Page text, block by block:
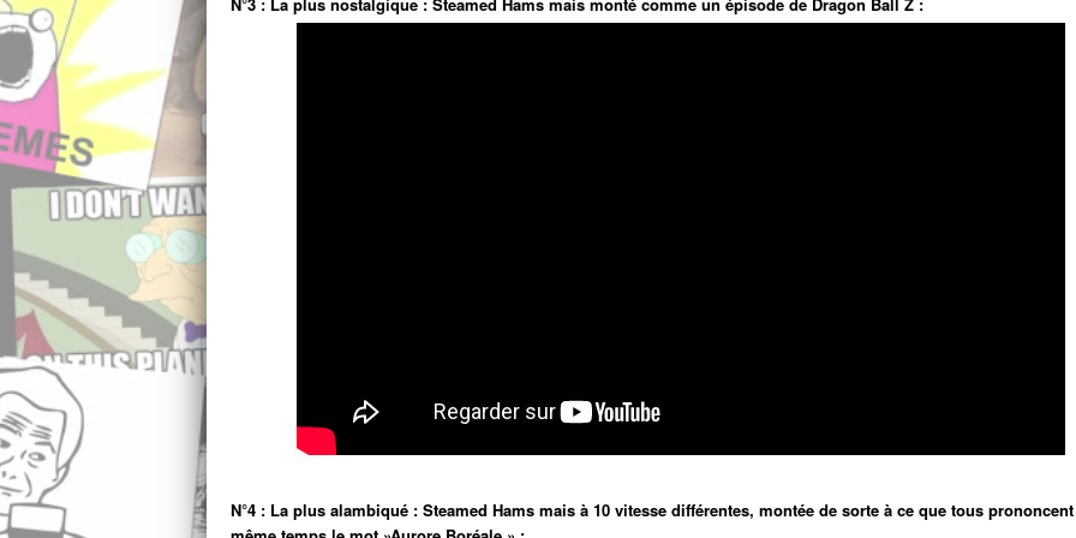
N°4 : La plus alambiqué : Steamed Hams mais à 10 vitesse différentes, montée de sorte à ce que tous